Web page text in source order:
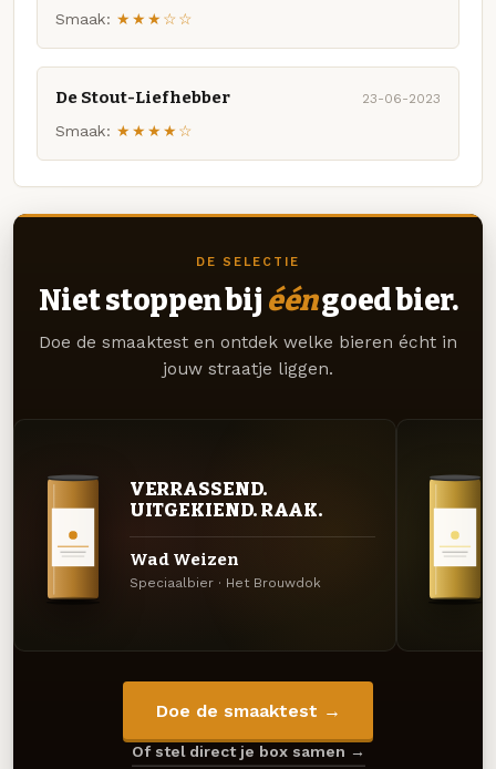
Smaak: ★★★☆☆
De Stout-Liefhebber 23-06-2023
Smaak: ★★★★☆
DE SELECTIE
Niet stoppen bij ééngoed bier.
Doe de smaaktest en ontdek welke bieren écht in
jouw straatje liggen.
VERRASSEND.
UITGEKIEND. RAAK.
Wad Weizen
Speciaalbier · Het Brouwdok
Doe de smaaktest →
Of stel direct je box samen →